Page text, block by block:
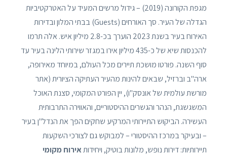
מגפת הקורונה (2019) – גידול מרשים המעיד על האטרקטיביות
הגדלה של העיר. סך האורחים (Guests) בבתי המלון ובדירות
האירוח בעיר בשנת 2023 הוערך בכ-2.8 מיליון איש. אלה תרמו
להכנסות שיא של כ-435 מיליון אירו במגזר שירותי הלינה בעיר עד
סוף השנה. פורטו מושכת תיירים מכל העולם, במיוחד מאירופה,
ארה"ב וברזיל, שבאים להינות מהעיר העתיקה הציורית (אתר
מורשת עולמית של אונסק"ו), יין הפורט המקומי, סצנת האוכל
המשגשגת, הנהר והגשרים ההיסטוריים, והאווירה התרבותית
העשירה. הביקוש התיירותי המרקיע שחקים הפך את הנדל"ן בעיר
– ובעיקר במרכז ההיסטורי – למבוקש גם לצורכי השקעות
תיירותיות: דירות נופש, מלונות בוטיק, ויחידותאירוח מקומי